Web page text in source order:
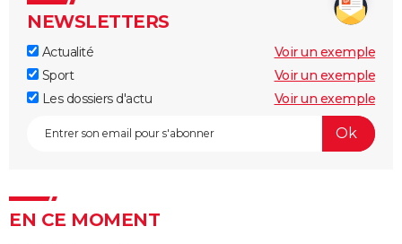
NEWSLETTERS
Actualité
Voir un exemple
Sport
Voir un exemple
Les dossiers d'actu
Voir un exemple
EN CE MOMENT